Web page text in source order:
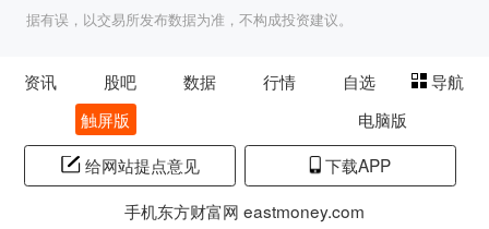
据有误，以交易所发布数据为准，不构成投资建议。
资讯 股吧 数据 行情 自选
导航
触屏版
电脑版
给网站提点意见
下载APP
手机东方财富网 eastmoney.com